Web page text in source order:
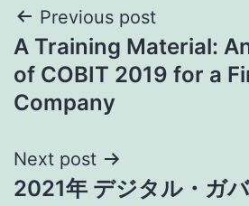
Post
navigation
Previous post
A Training Material:
of COBIT 2019 for a
Company
Next post
2021年 デジタル・ガ